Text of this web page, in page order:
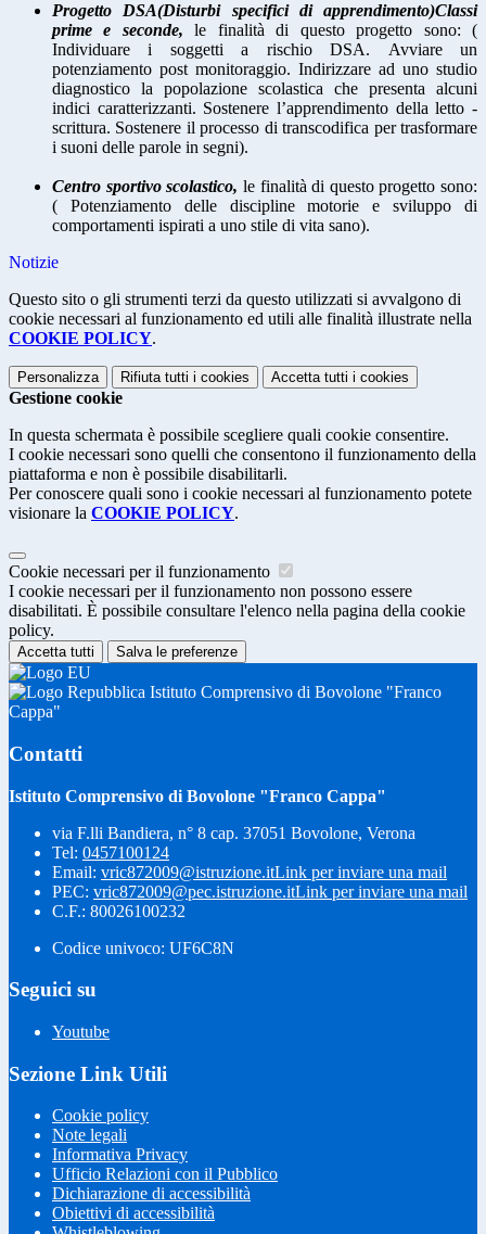
Progetto DSA(Disturbi specifici di apprendimento)Classi
prime e seconde,le finalità di questo progetto sono: (
Individuare i soggetti a rischio DSA. Avviare un
potenziamento post monitoraggio. Indirizzare ad uno studio
diagnostico la popolazione scolastica che presenta alcuni
indici caratterizzanti. Sostenere l’apprendimento della letto -
scrittura. Sostenere il processo di transcodifica per trasformare
i suoni delle parole in segni).
Centro sportivo scolastico, le finalità di questo progetto sono:
( Potenziamento delle discipline motorie e sviluppo di
comportamenti ispirati a uno stile di vita sano).
Notizie
Questo sito o gli strumenti terzi da questo utilizzati si avvalgono di
cookie necessari al funzionamento ed utili alle finalità illustrate nella
COOKIE POLICY.
Personalizza Rifiuta tutti i cookies Accetta tutti i cookies
Gestione cookie
In questa schermata è possibile scegliere quali cookie consentire.
I cookie necessari sono quelli che consentono il funzionamento della
piattaforma e non è possibile disabilitarli.
Per conoscere quali sono i cookie necessari al funzionamento potete
visionare la COOKIE POLICY.
Cookie necessari per il funzionamento
I cookie necessari per il funzionamento non possono essere
disabilitati. È possibile consultare l'elenco nella pagina della cookie
policy.
Accetta tutti Salva le preferenze
Istituto Comprensivo di Bovolone "Franco
Cappa"
Contatti
Istituto Comprensivo di Bovolone "Franco Cappa"
via F.lli Bandiera, n° 8 cap. 37051 Bovolone, Verona
Tel: 0457100124
Email: vric872009@istruzione.itLink per inviare una mail
PEC: vric872009@pec.istruzione.itLink per inviare una mail
C.F.: 80026100232
Codice univoco: UF6C8N
Seguici su
Youtube
Sezione Link Utili
Cookie policy
Note legali
Informativa Privacy
Ufficio Relazioni con il Pubblico
Dichiarazione di accessibilità
Obiettivi di accessibilità